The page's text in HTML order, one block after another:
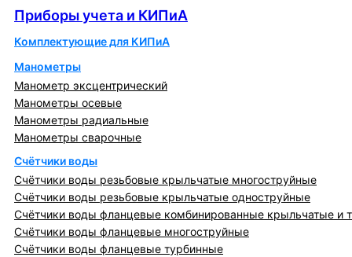
Приборы учета и КИПиА
Комплектующие для КИПиА
Манометры
Манометр эксцентрический
Манометры осевые
Манометры радиальные
Манометры сварочные
Счётчики воды
Счётчики воды резьбовые крыльчатые многоструйные
Счётчики воды резьбовые крыльчатые одноструйные
Счётчики воды фланцевые комбинированные крыльчатые и
Счётчики воды фланцевые многоструйные
Счётчики воды фланцевые турбинные